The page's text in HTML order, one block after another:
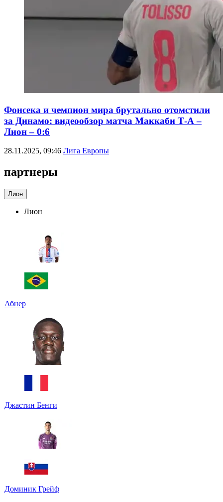
Фонсека и чемпион мира брутально отомстили
за Динамо: видеообзор матча Маккаби Т-А –
Лион – 0:6
28.11.2025, 09:46 Лига Европы
партнеры
Лион
Лион
Абнер
Джастин Бенги
Доминик Грейф